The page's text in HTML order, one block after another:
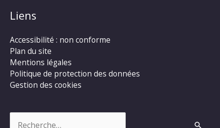
Liens
Accessibilité : non conforme
Plan du site
Mentions légales
Politique de protection des données
Gestion des cookies